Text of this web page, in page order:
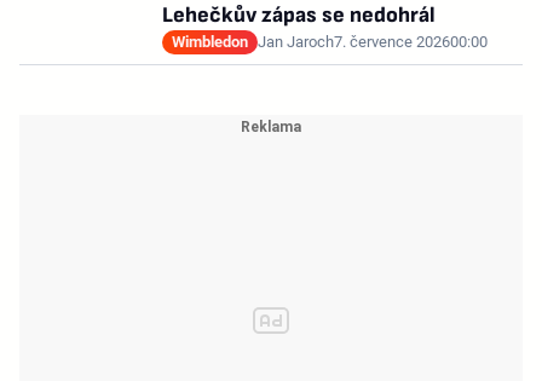
Lehečkův zápas se nedohrál
Wimbledon Jan Jaroch7. července 202600:00